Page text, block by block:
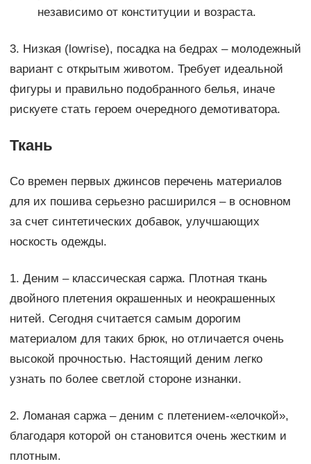
независимо от конституции и возраста.
3. Низкая (lowrise), посадка на бедрах – молодежный
вариант с открытым животом. Требует идеальной
фигуры и правильно подобранного белья, иначе
рискуете стать героем очередного демотиватора.
Ткань
Со времен первых джинсов перечень материалов
для их пошива серьезно расширился – в основном
за счет синтетических добавок, улучшающих
носкость одежды.
1. Деним – классическая саржа. Плотная ткань
двойного плетения окрашенных и неокрашенных
нитей. Сегодня считается самым дорогим
материалом для таких брюк, но отличается очень
высокой прочностью. Настоящий деним легко
узнать по более светлой стороне изнанки.
2. Ломаная саржа – деним с плетением-«елочкой»,
благодаря которой он становится очень жестким и
плотным.